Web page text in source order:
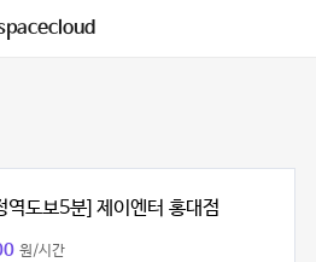
역도보5분] 제이엔터 홍대점
원/시간